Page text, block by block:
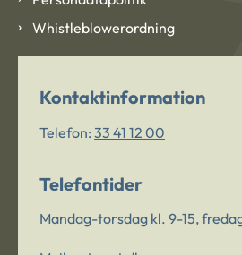
Whistleblowerordning
Kontaktinformation
Telefon: 33 41 12 00
Telefontider
Mandag-torsdag kl. 9-15,